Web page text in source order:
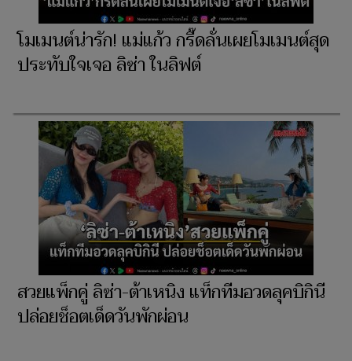
โมเมนต์น่ารัก! แม่แก้ว กรี๊ดลั่นเผยโมเมนต์สุด
ประทับใจเจอ ลิซ่า ในลิฟต์
สวยแพ็กคู่ ลิซ่า-ต้าเหนิง แท็กทีมอวดลุคบิกินี
ปล่อยช็อตเด็ดวันพักผ่อน